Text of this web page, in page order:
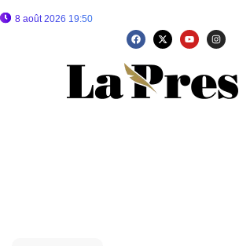
8 août 2026 19:50